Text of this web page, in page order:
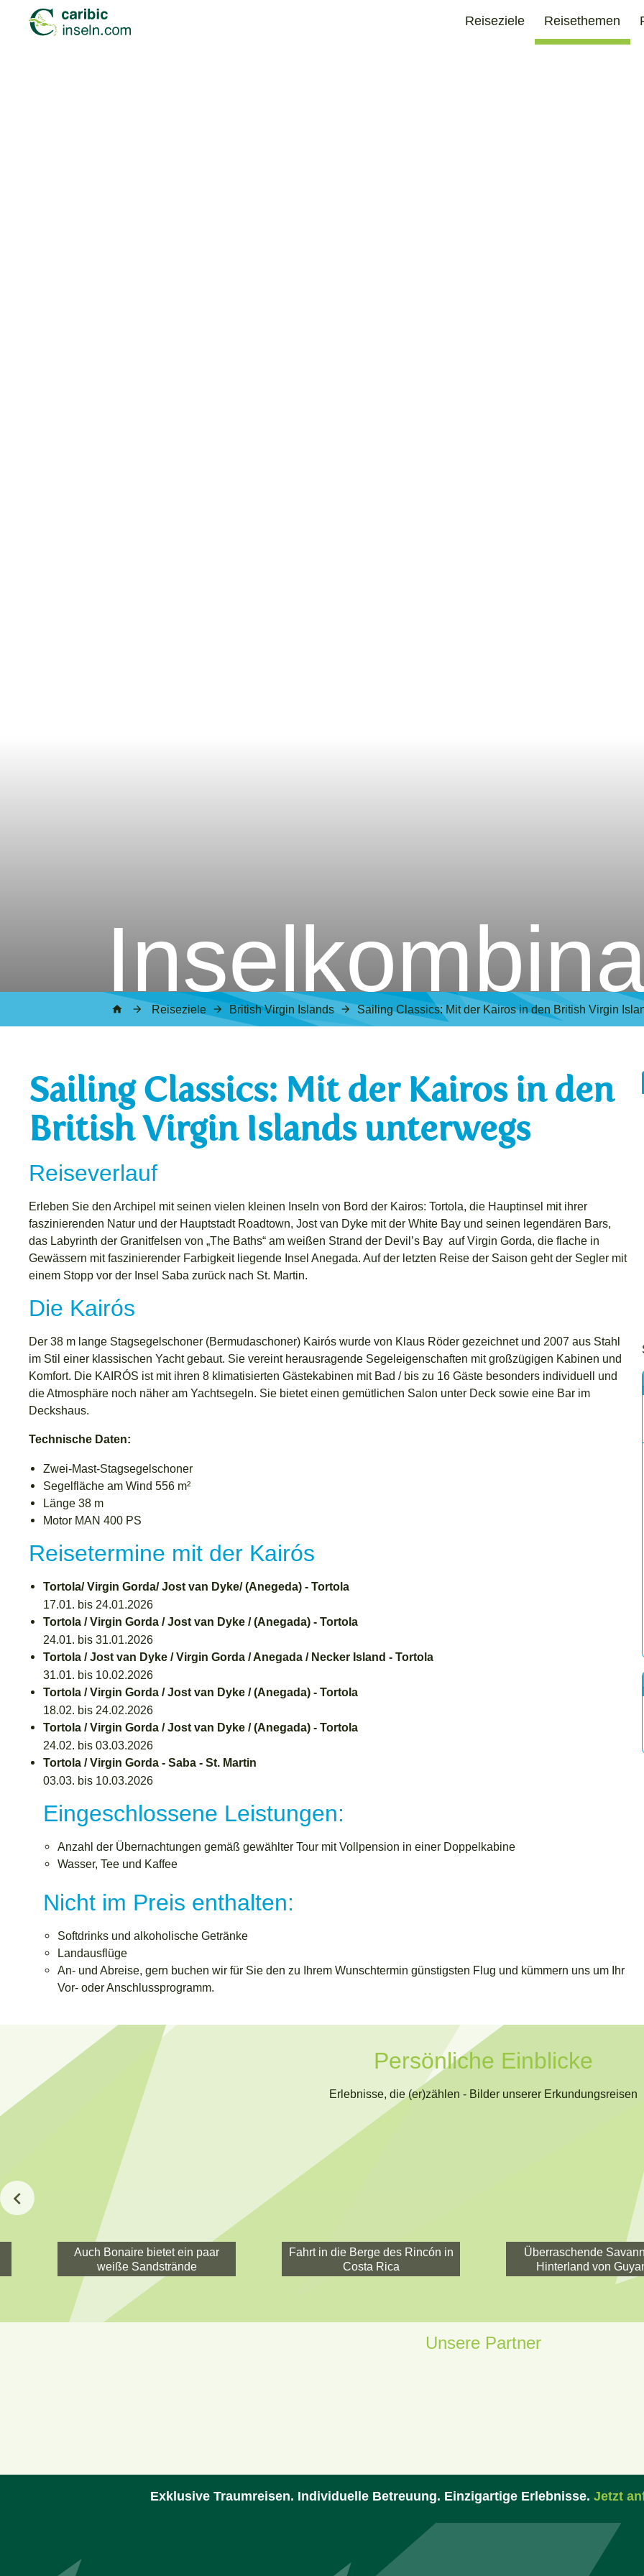
Reiseziele Reisethemen
Reiseziele British Virgin Islands Sailing Classics: Mit der Kairos in den British Virgin
Sailing Classics: Mit der Kairos in den
British Virgin Islands unterwegs
Reiseverlauf
Erleben Sie den Archipel mit seinen vielen kleinen Inseln von Bord der Kairos: Tortola, die Hauptinsel mit ihrer
faszinierenden Natur und der Hauptstadt Roadtown, Jost van Dyke mit der White Bay und seinen legendären Bars,
das Labyrinth der Granitfelsen von „The Baths“ am weißen Strand der Devil’s Bay auf Virgin Gorda, die flache in
Gewässern mit faszinierender Farbigkeit liegende Insel Anegada. Auf der letzten Reise der Saison geht der Segler mit
einem Stopp vor der Insel Saba zurück nach St. Martin.
Die Kairós
Der 38 m lange Stagsegelschoner (Bermudaschoner) Kairós wurde von Klaus Röder gezeichnet und 2007 aus Stahl
im Stil einer klassischen Yacht gebaut. Sie vereint herausragende Segeleigenschaften mit großzügigen Kabinen und
Komfort. Die KAIRÓS ist mit ihren 8 klimatisierten Gästekabinen mit Bad / bis zu 16 Gäste besonders individuell und
die Atmosphäre noch näher am Yachtsegeln. Sie bietet einen gemütlichen Salon unter Deck sowie eine Bar im
Deckshaus.
Technische Daten:
Zwei-Mast-Stagsegelschoner
Segelfläche am Wind 556 m²
Länge 38 m
Motor MAN 400 PS
Reisetermine mit der Kairós
Tortola/ Virgin Gorda/ Jost van Dyke/ (Anegeda) - Tortola
17.01. bis 24.01.2026
Tortola / Virgin Gorda / Jost van Dyke / (Anegada) - Tortola
24.01. bis 31.01.2026
Tortola / Jost van Dyke / Virgin Gorda / Anegada / Necker Island - Tortola
31.01. bis 10.02.2026
Tortola / Virgin Gorda / Jost van Dyke / (Anegada) - Tortola
18.02. bis 24.02.2026
Tortola / Virgin Gorda / Jost van Dyke / (Anegada) - Tortola
24.02. bis 03.03.2026
Tortola / Virgin Gorda - Saba - St. Martin
03.03. bis 10.03.2026
Eingeschlossene Leistungen:
Anzahl der Übernachtungen gemäß gewählter Tour mit Vollpension in einer Doppelkabine
Wasser, Tee und Kaffee
Nicht im Preis enthalten:
Softdrinks und alkoholische Getränke
Landausflüge
An- und Abreise, gern buchen wir für Sie den zu Ihrem Wunschtermin günstigsten Flug und kümmern uns um Ihr
Vor- oder Anschlussprogramm.
Blick in eine der gemütlichen Kabinen der Kairos
Persönliche Einblicke
Erlebnisse, die (er)zählen - Bilder unserer Erkundungsreisen
Auch Bonaire bietet ein paar
weiße Sandstrände
Fahrt in die Berge des Rincón in
Costa Rica
Überraschende
Hinterland von
Unsere Partner
Exklusive Traumreisen. Individuelle Betreuung. Einzigartige Erlebnisse. Jetzt